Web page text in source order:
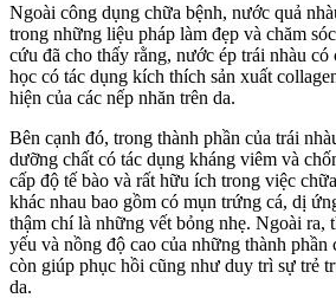
Ngoài công dụng chữa bệnh, nước quả
trong những liệu pháp làm đẹp và chăm
cứu đã cho thấy rằng, nước ép trái nhàu có
học có tác dụng kích thích sản xuất
hiện của các nếp nhăn trên da.
Bên cạnh đó, trong thành phần của trái
dưỡng chất có tác dụng kháng viêm và
cấp độ tế bào và rất hữu ích trong việc
khác nhau bao gồm có mụn trứng cá, dị
thậm chí là những vết bỏng nhẹ. Ngoài ra,
yếu và nồng độ cao của những thành phần
còn giúp phục hồi cũng như duy trì sự trẻ
da.